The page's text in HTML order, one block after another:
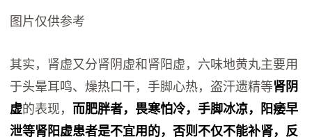
图片仅供参考
其实，肾虚又分肾阴虚和肾阳虚，六味地黄丸主要用
于头晕耳鸣、燥热口干，手脚心热，盗汗遗精等肾阴
虚的表现， 而肥胖者，畏寒怕冷，手脚冰凉，阳痿早
泄等肾阳虚患者是不宜用的，否则不仅不能补肾，反